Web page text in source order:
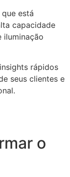
está
capacidade
iluminação
rápidos
seus clientes e
o